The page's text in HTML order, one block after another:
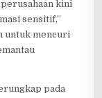
kini
sensitif,”
untuk mencuri
pada